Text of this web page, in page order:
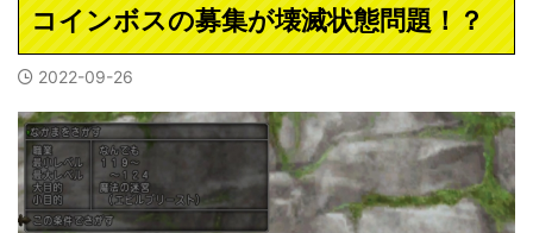
コインボスの募集が壊滅状態問題！？
2022-09-26